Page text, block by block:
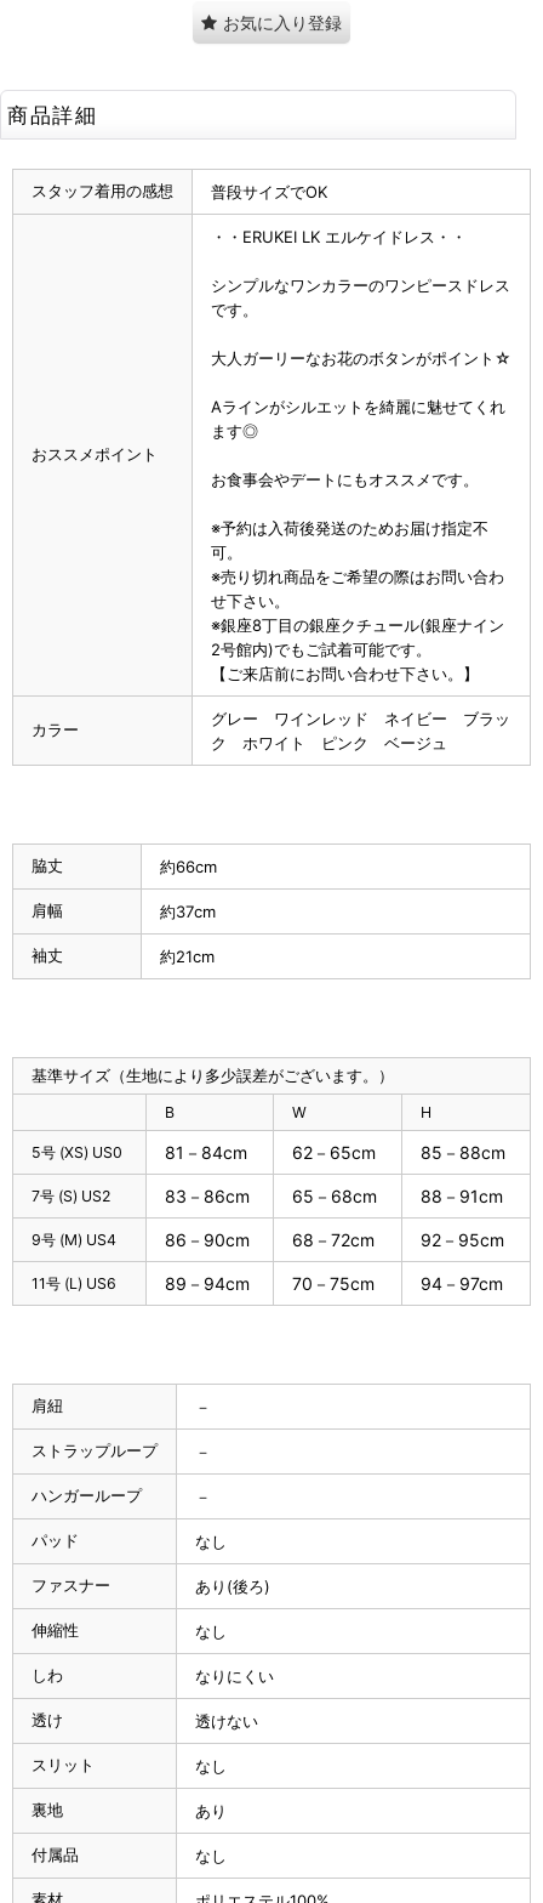
お気に入り登録
商品詳細
スタッフ着用の感想 普段サイズでOK
おススメポイント
・・ERUKEI LK エルケイドレス・・
シンプルなワンカラーのワンピースドレス
です。
大人ガーリーなお花のボタンがポイント☆
Aラインがシルエットを綺麗に魅せてくれ
ます◎
お食事会やデートにもオススメです。
※予約は入荷後発送のためお届け指定不
可。
※売り切れ商品をご希望の際はお問い合わ
せ下さい。
※銀座8丁目の銀座クチュール(銀座ナイン
2号館内)でもご試着可能です。
【ご来店前にお問い合わせ下さい。】
カラー
グレー ワインレッド ネイビー ブラッ
ク ホワイト ピンク ベージュ
脇丈 約66cm
肩幅 約37cm
袖丈 約21cm
基準サイズ（生地により多少誤差がございます。）
B W H
5号 (XS) US0 81－84cm 62－65cm 85－88cm
7号 (S) US2 83－86cm 65－68cm 88－91cm
9号 (M) US4 86－90cm 68－72cm 92－95cm
11号 (L) US6 89－94cm 70－75cm 94－97cm
肩紐 －
ストラップループ －
ハンガーループ －
パッド なし
ファスナー あり(後ろ)
伸縮性 なし
しわ なりにくい
透け 透けない
スリット なし
裏地 あり
付属品 なし